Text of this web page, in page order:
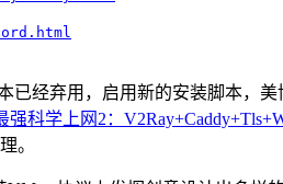
已经弃用，启用新的安装脚本
强科学上网2：
。